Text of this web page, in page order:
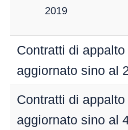
Beni immobili e
Controlli e rilievi
sull’amministrazione
Altri contenuti –
Altri contenuti –
corruzione
Altri contenuti –
2019
Contratti di
aggiornato sino al
Contratti di
aggiornato sino al